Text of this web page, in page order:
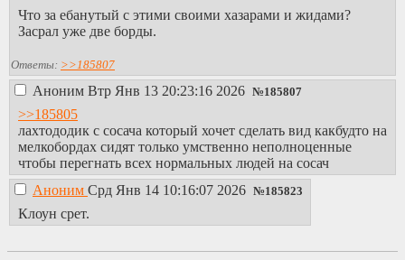
ЦРУ, жившем
Что за ебанутый с этими своими хазарами и жидами?
Засрал уже две борды.
Ответы: >>185807
Аноним Втр Янв 13 20:23:16 2026 №185807
>>185805
лахтододик с сосача который хочет сделать вид какбудто на
мелкобордах сидят только умственно неполноценные
чтобы перегнать всех нормальных людей на сосач
Аноним Срд Янв 14 10:16:07 2026 №185823
Клоун срет.